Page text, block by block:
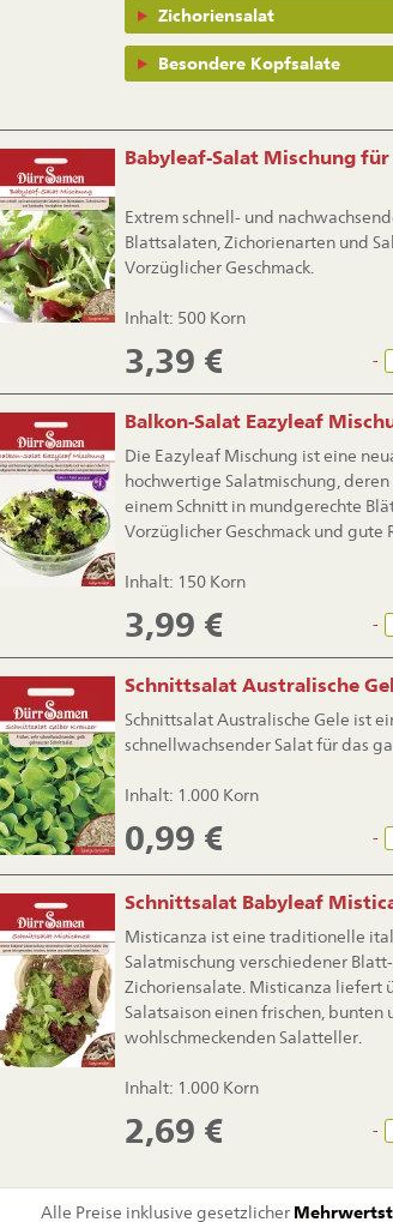
Zichoriensalat
Besondere Kopfsalate
Babyleaf-Salat Mischung
Extrem schnell- und
Blattsalaten, Zichorienarten und
Vorzüglicher Geschmack.
Inhalt: 500 Korn
3,39 € -
Balkon-Salat Eazyleaf
Die Eazyleaf Mischung ist eine
hochwertige Salatmischung,
einem Schnitt in mundgerechte
Vorzüglicher Geschmack und gute
Inhalt: 150 Korn
3,99 € -
Schnittsalat Australische
Schnittsalat Australische Gele ist
schnellwachsender Salat für das
Inhalt: 1.000 Korn
0,99 € -
Schnittsalat Babyleaf
Misticanza ist eine traditionelle
Salatmischung verschiedener
Zichoriensalate. Misticanza liefert
Salatsaison einen frischen, bunten
wohlschmeckenden Salatteller.
Inhalt: 1.000 Korn
2,69 € -
Alle Preise inklusive gesetzlicher